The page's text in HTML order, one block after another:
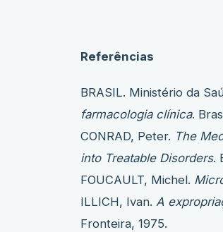
Referências
BRASIL. Ministério da
farmacologia clínica.
CONRAD, Peter. The
into Treatable Disorders.
FOUCAULT, Michel.
ILLICH, Ivan. A
Fronteira, 1975.